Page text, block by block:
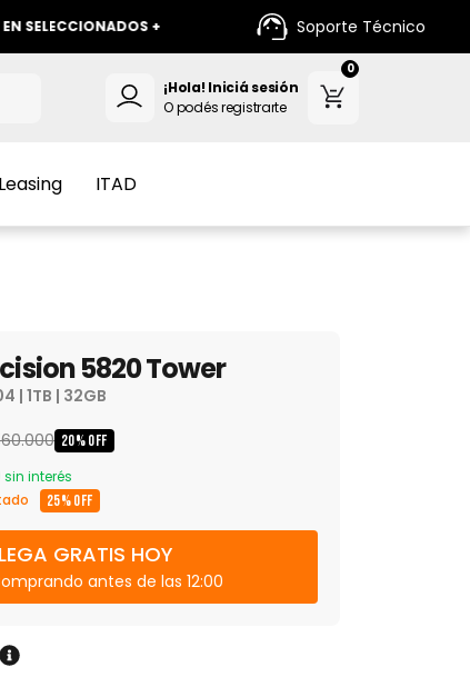
+ + 12 CUOTAS SIN INTERES +
Soporte Técnico
¡Hola! Iniciá sesión
O podés registrarte
0
Leasing ITAD
5820 Tower
| 1TB | 32GB
20%OFF
sin interés
25% OFF
GRATIS HOY
antes de las 12:00